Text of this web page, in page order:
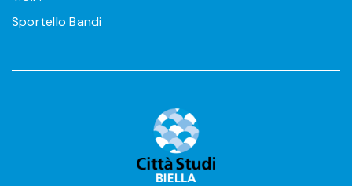
Sportello Bandi